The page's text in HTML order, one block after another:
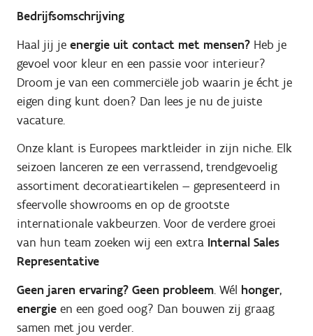
Bedrijfsomschrijving
Haal jij je energie uit contact met mensen? Heb je
gevoel voor kleur en een passie voor interieur?
Droom je van een commerciële job waarin je écht je
eigen ding kunt doen? Dan lees je nu de juiste
vacature.
Onze klant is Europees marktleider in zijn niche. Elk
seizoen lanceren ze een verrassend, trendgevoelig
assortiment decoratieartikelen — gepresenteerd in
sfeervolle showrooms en op de grootste
internationale vakbeurzen. Voor de verdere groei
van hun team zoeken wij een extra Internal Sales
Representative
Geen jaren ervaring? Geen probleem. Wél honger,
energie en een goed oog? Dan bouwen zij graag
samen met jou verder.